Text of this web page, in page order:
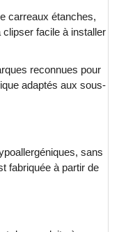
carreaux étanches,
facile à installer
reconnues pour
adaptés aux sous-
sans
fabriquée à partir de